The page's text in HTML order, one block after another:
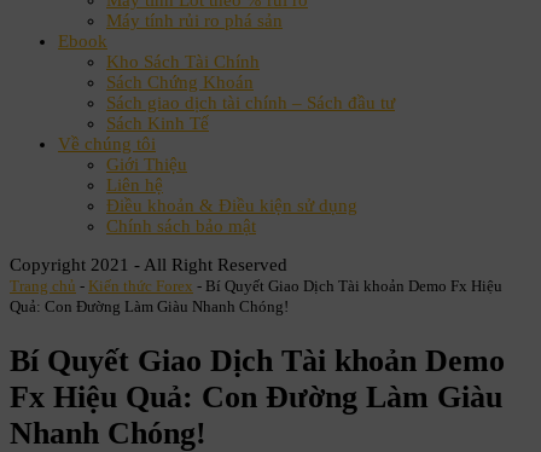
Máy tính rủi ro phá sản
Ebook
Kho Sách Tài Chính
Sách Chứng Khoán
Sách giao dịch tài chính – Sách đầu tư
Sách Kinh Tế
Về chúng tôi
Giới Thiệu
Liên hệ
Điều khoản & Điều kiện sử dụng
Chính sách bảo mật
Copyright 2021 - All Right Reserved
Trang chủ - Kiến thức Forex - Bí Quyết Giao Dịch Tài khoản Demo Fx Hiệu
Quả: Con Đường Làm Giàu Nhanh Chóng!
Bí Quyết Giao Dịch Tài khoản Demo
Fx Hiệu Quả: Con Đường Làm Giàu
Nhanh Chóng!